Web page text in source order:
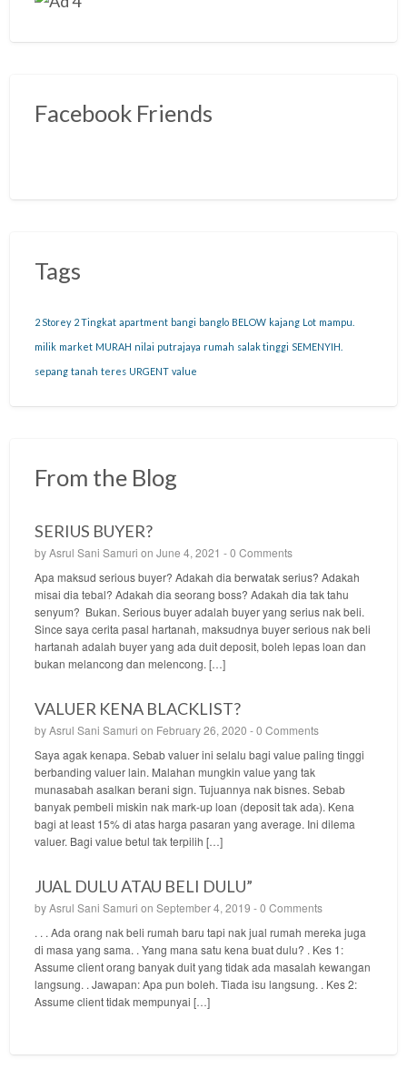
Facebook Friends
Tags
2 Storey 2 Tingkat apartment bangi banglo BELOW kajang Lot mampu.
milik market MURAH nilai putrajaya rumah salak tinggi SEMENYIH.
sepang tanah teres URGENT value
From the Blog
SERIUS BUYER?
byAsrul Sani Samuri on June 4, 2021 -0 Comments
Apa maksud serious buyer? Adakah dia berwatak serius? Adakah
misai dia tebal? Adakah dia seorang boss? Adakah dia tak tahu
senyum? Bukan. Serious buyer adalah buyer yang serius nak beli.
Since saya cerita pasal hartanah, maksudnya buyer serious nak beli
hartanah adalah buyer yang ada duit deposit, boleh lepas loan dan
bukan melancong dan melencong. […]
VALUER KENA BLACKLIST?
byAsrul Sani Samuri on February 26, 2020 -0 Comments
Saya agak kenapa. Sebab valuer ini selalu bagi value paling tinggi
berbanding valuer lain. Malahan mungkin value yang tak
munasabah asalkan berani sign. Tujuannya nak bisnes. Sebab
banyak pembeli miskin nak mark-up loan (deposit tak ada). Kena
bagi at least 15% di atas harga pasaran yang average. Ini dilema
valuer. Bagi value betul tak terpilih […]
JUAL DULU ATAU BELI DULU”
byAsrul Sani Samuri on September 4, 2019 -0 Comments
. . . Ada orang nak beli rumah baru tapi nak jual rumah mereka juga
di masa yang sama. . Yang mana satu kena buat dulu? . Kes 1:
Assume client orang banyak duit yang tidak ada masalah kewangan
langsung. . Jawapan: Apa pun boleh. Tiada isu langsung. . Kes 2:
Assume client tidak mempunyai […]